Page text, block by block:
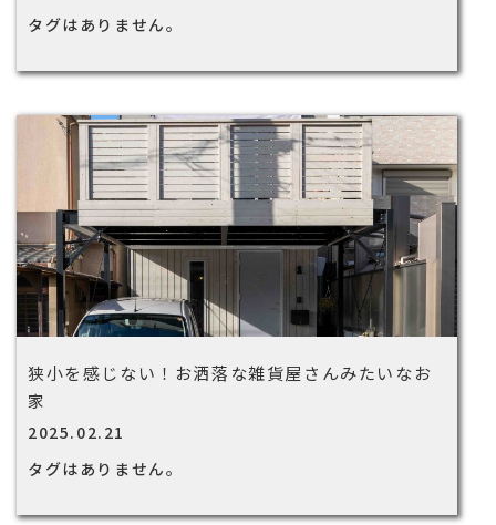
タグはありません。
狭小を感じない！お洒落な雑貨屋さんみたいなお
家
2025.02.21
タグはありません。